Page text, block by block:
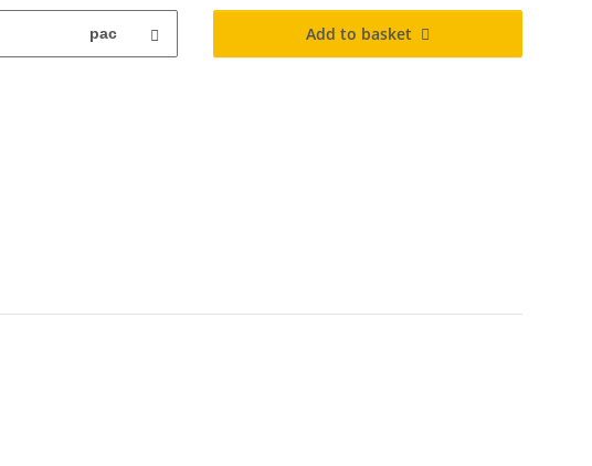
pac Add to basket